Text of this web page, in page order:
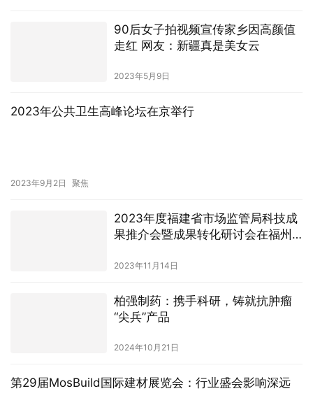
90后女子拍视频宣传家乡因高颜值
走红 网友：新疆真是美女云
2023年5月9日
2023年公共卫生高峰论坛在京举行
2023年9月2日 聚焦
2023年度福建省市场监管局科技成
果推介会暨成果转化研讨会在福州
2023年11月14日
柏强制药：携手科研，铸就抗肿瘤
“尖兵”产品
2024年10月21日
第29届MosBuild国际建材展览会：行业盛会影响深远